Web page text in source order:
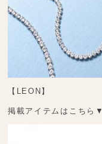
【LEON】
掲載アイテムはこちら▼